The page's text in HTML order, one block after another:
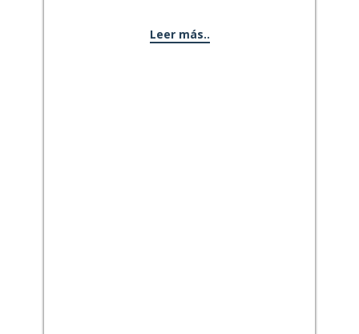
Leer más..